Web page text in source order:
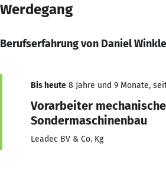
Werdegang
Berufserfahrung von Daniel
Bis heute 8 Jahre und 9 Monate,
Vorarbeiter
Sondermaschinenbau
Leadec BV & Co. Kg